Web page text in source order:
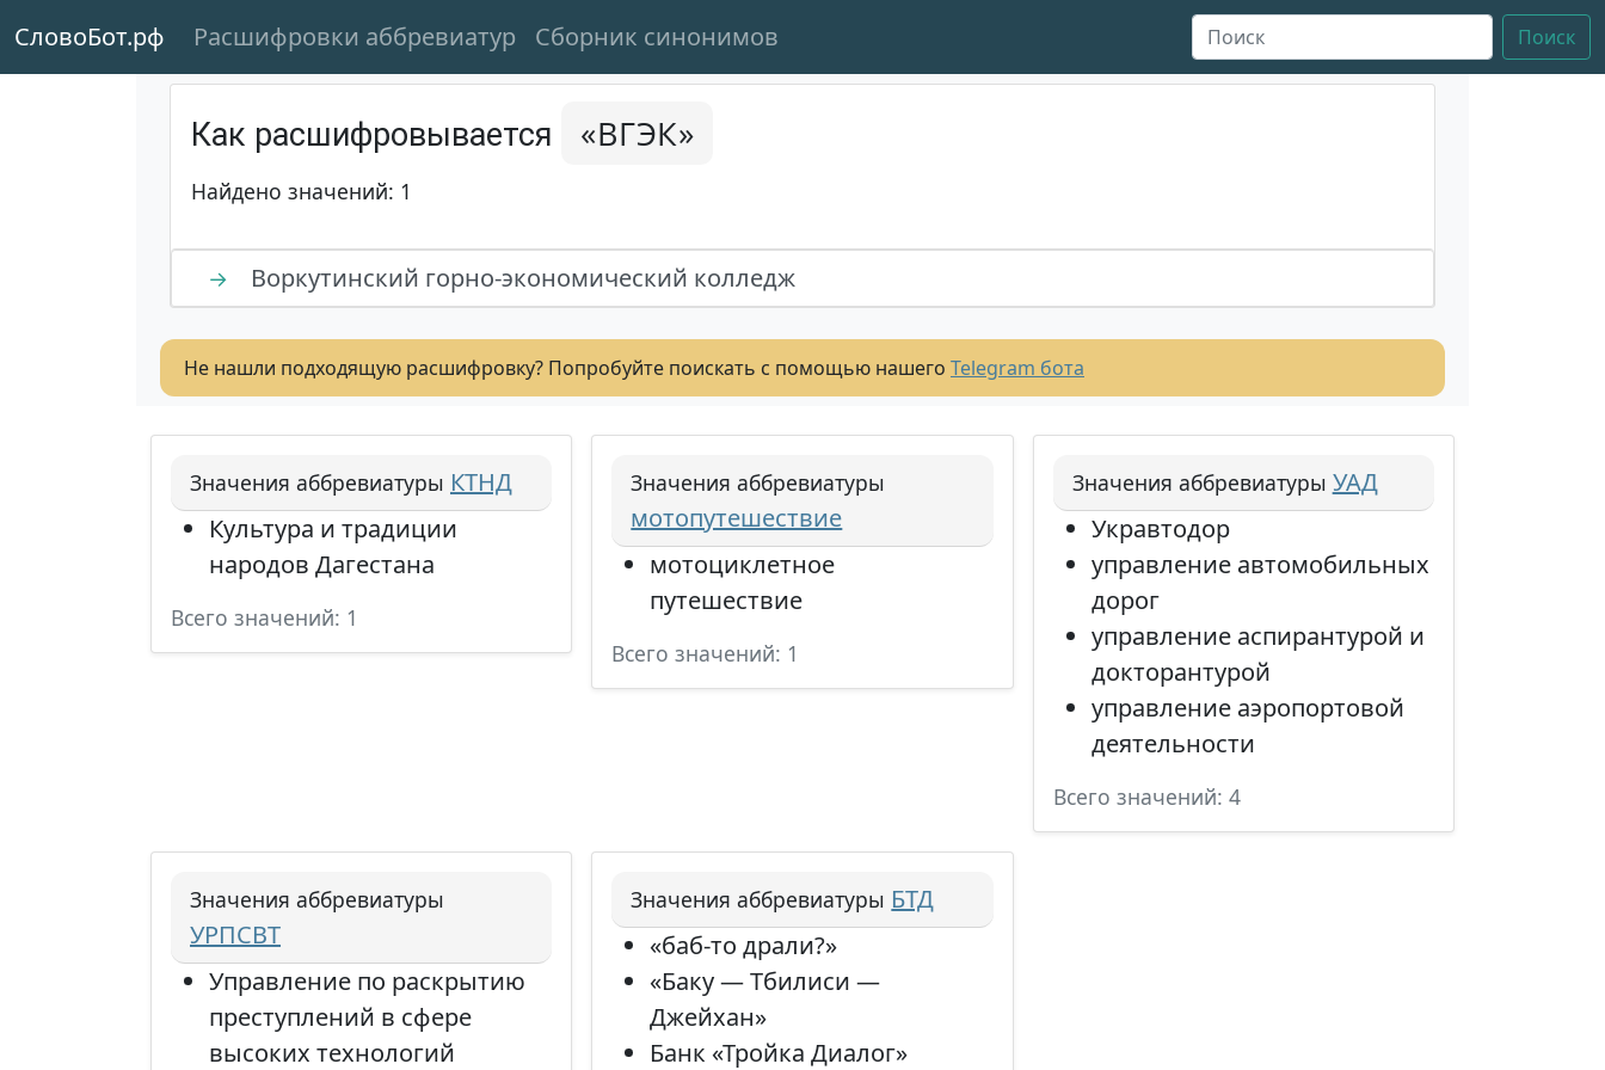
СловоБот.рф Расшифровки аббревиатур Сборник синонимов Поиск
Как расшифровывается «ВГЭК»
Найдено значений: 1
→ Воркутинский горно-экономический колледж
Не нашли подходящую расшифровку? Попробуйте поискать с помощью нашего Telegram бота
Значения аббревиатуры КТНД
Культура и традиции
народов Дагестана
Всего значений: 1
Значения аббревиатуры
мотопутешествие
мотоциклетное
путешествие
Всего значений: 1
Значения аббревиатуры УАД
Укравтодор
управление автомобильных
дорог
управление аспирантурой и
докторантурой
управление аэропортовой
деятельности
Всего значений: 4
Значения аббревиатуры
УРПСВТ
Управление по раскрытию
преступлений в сфере
высоких технологий
Значения аббревиатуры БТД
«баб-то драли?»
«Баку — Тбилиси —
Джейхан»
Банк «Тройка Диалог»